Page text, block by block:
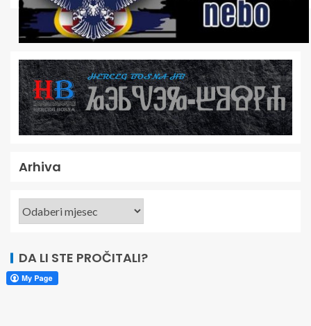
Arhiva
DA LI STE PROČITALI?